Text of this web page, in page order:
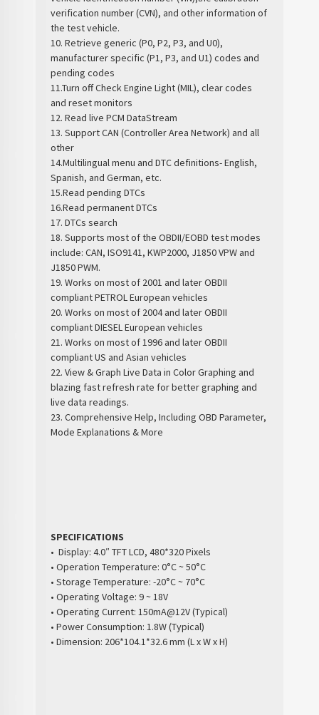
verification number (CVN), and other information of
the test vehicle.
10. Retrieve generic (P0, P2, P3, and U0),
manufacturer specific (P1, P3, and U1) codes and
pending codes
11.Turn off Check Engine Light (MIL), clear codes
and reset monitors
12. Read live PCM DataStream
13. Support CAN (Controller Area Network) and all
other
14.Multilingual menu and DTC definitions- English,
Spanish, and German, etc.
15.Read pending DTCs
16.Read permanent DTCs
17. DTCs search
18. Supports most of the OBDII/EOBD test modes
include: CAN, ISO9141, KWP2000, J1850 VPW and
J1850 PWM.
19. Works on most of 2001 and later OBDII
compliant PETROL European vehicles
20. Works on most of 2004 and later OBDII
compliant DIESEL European vehicles
21. Works on most of 1996 and later OBDII
compliant US and Asian vehicles
22. View & Graph Live Data in Color Graphing and
blazing fast refresh rate for better graphing and
live data readings.
23. Comprehensive Help, Including OBD Parameter,
Mode Explanations & More
SPECIFICATIONS
• Display: 4.0″ TFT LCD, 480*320 Pixels
• Operation Temperature: 0°C ~ 50°C
• Storage Temperature: -20°C ~ 70°C
• Operating Voltage: 9 ~ 18V
• Operating Current: 150mA@12V (Typical)
• Power Consumption: 1.8W (Typical)
• Dimension: 206*104.1*32.6 mm (L x W x H)